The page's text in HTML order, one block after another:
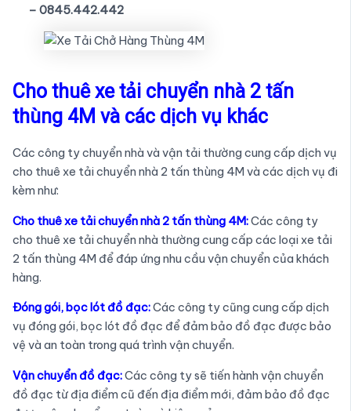
– 0845.442.442
Cho thuê xe tải chuyển nhà 2 tấn
thùng 4M và các dịch vụ khác
Các công ty chuyển nhà và vận tải thường cung cấp dịch vụ
cho thuê xe tải chuyển nhà 2 tấn thùng 4M và các dịch vụ đi
kèm như:
Cho thuê xe tải chuyển nhà 2 tấn thùng 4M:Các công ty
cho thuê xe tải chuyển nhà thường cung cấp các loại xe tải
2 tấn thùng 4M để đáp ứng nhu cầu vận chuyển của khách
hàng.
Đóng gói, bọc lót đồ đạc:Các công ty cũng cung cấp dịch
vụ đóng gói, bọc lót đồ đạc để đảm bảo đồ đạc được bảo
vệ và an toàn trong quá trình vận chuyển.
Vận chuyển đồ đạc:Các công ty sẽ tiến hành vận chuyển
đồ đạc từ địa điểm cũ đến địa điểm mới, đảm bảo đồ đạc